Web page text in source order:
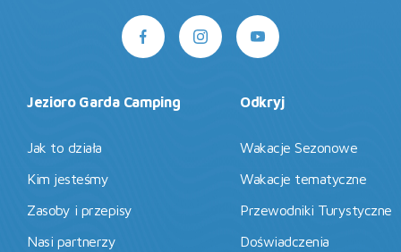
Jezioro Garda Camping
Jak to działa
Kim jesteśmy
Zasoby i przepisy
Nasi partnerzy
Odkryj
Wakacje Sezonowe
Wakacje tematyczne
Przewodniki Turystyczne
Doświadczenia